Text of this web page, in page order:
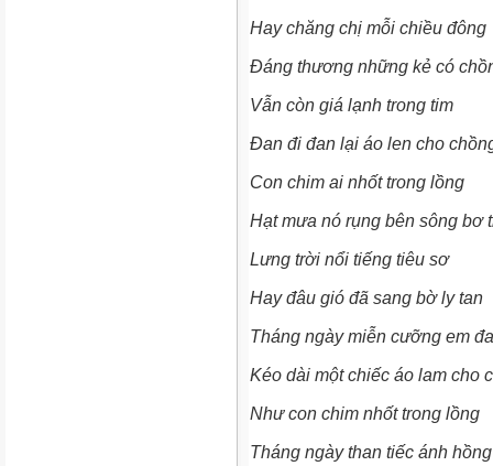
Hay chăng chị mỗi chiều đông
Đáng thương những kẻ có
Vẫn còn giá lạnh trong tim
Đan đi đan lại áo len cho
Con chim ai nhốt trong lồng
Hạt mưa nó rụng bên sông bơ
Lưng trời nổi tiếng tiêu sơ
Hay đâu gió đã sang bờ ly tan
Tháng ngày miễn cưỡng em
Kéo dài một chiếc áo lam cho
Như con chim nhốt trong lồng
Tháng ngày than tiếc ánh